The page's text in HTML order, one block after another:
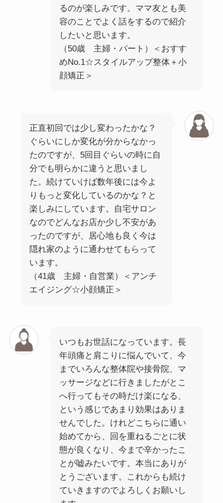
るのが楽しみです。ママ友とも美
容のことでよく話をするので紹介
したいと思います。
（50歳 主婦・パート）＜おすす
めNo.1☆スタイルアップ整体＋小
顔矯正＞
正直初回では少し変わったかな？
ぐらいにしか変化が分からなかっ
たのですが、5回目ぐらいの時に自
分でも明らかに違うと思いまし
た。続けていけば数年後には今よ
りもっと変化しているのかな？と
楽しみにしています。自宅サロン
なのでどんなお店か少し不安があ
ったのですが、居心地も良く今は
隠れ家のように通わせてもらって
います。
（41歳 主婦・自営業）＜アンチ
エイジング☆小顔矯正＞
いつもお世話になっています。長
年頭痛と肩こりに悩んでいて、今
までいろんな整体院や接骨院、マ
ッサージなどに行きましたがとこ
へ行ってもその時だけ楽になる、
という感じであまり効果はありま
せんでした。けれどこちらに通い
始めてから、回を重ねるごとに状
態が良くなり、今まで辛かったこ
とが嘘みたいです。本当にありが
とうございます。これからも続け
ていきますのでよろしくお願いし